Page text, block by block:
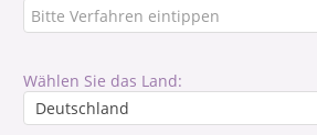
Wählen Sie das Land: